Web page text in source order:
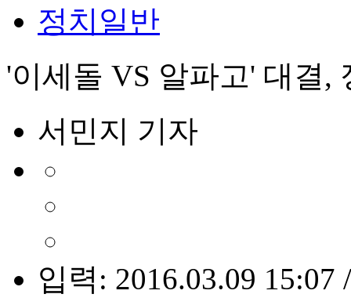
정치일반
'이세돌 VS 알파고' 대결,
서민지 기자
입력: 2016.03.09 15:07